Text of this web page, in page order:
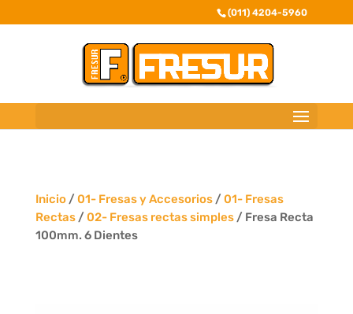
(011) 4204-5960
Inicio/ 01- Fresas y Accesorios/ 01- Fresas
Rectas/ 02- Fresas rectas simples/ Fresa Recta
100mm. 6 Dientes